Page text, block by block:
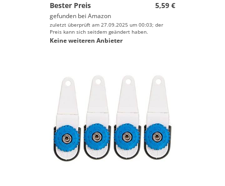
Bester Preis
5,59 €
gefunden bei Amazon
zuletzt überprüft am 27.09.2025 um 00:03; der
Preis kann sich seitdem geändert haben.
Keine weiteren Anbieter